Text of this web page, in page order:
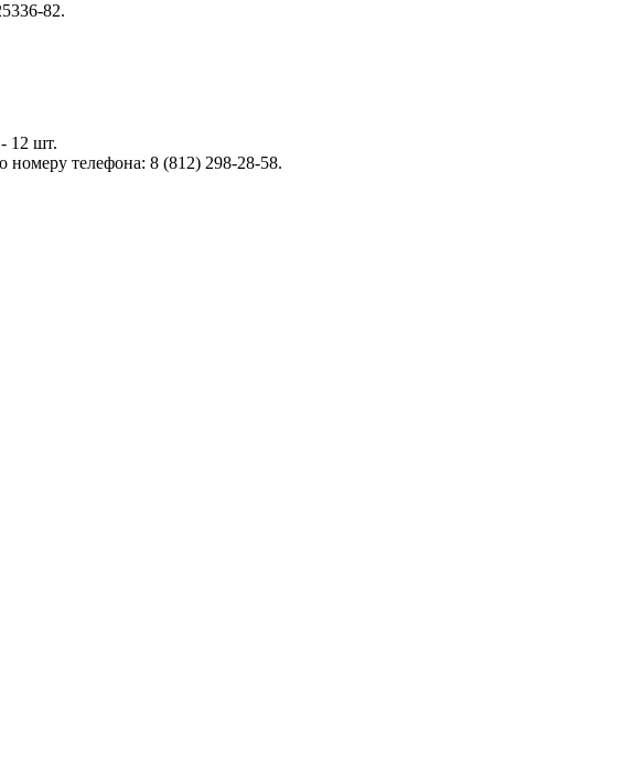
82.
12 шт.
номеру телефона: 8 (812) 298-28-58.